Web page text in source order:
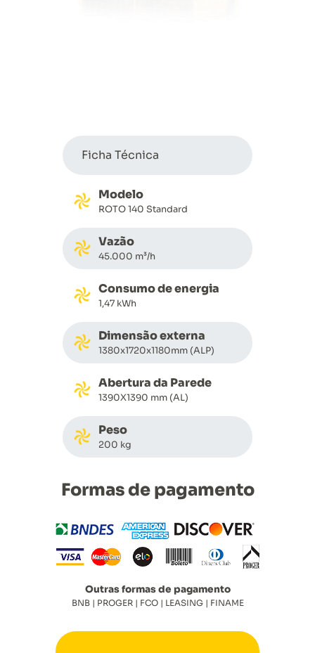
Ficha Técnica
Modelo
ROTO 140 Standard
Vazão
45.000 m³/h
Consumo de energia
1,47 kWh
Dimensão externa
1380x1720x1180mm (ALP)
Abertura da Parede
1390X1390 mm (AL)
Peso
200 kg
Formas de pagamento
Outras formas de pagamento
BNB | PROGER | FCO | LEASING | FINAME